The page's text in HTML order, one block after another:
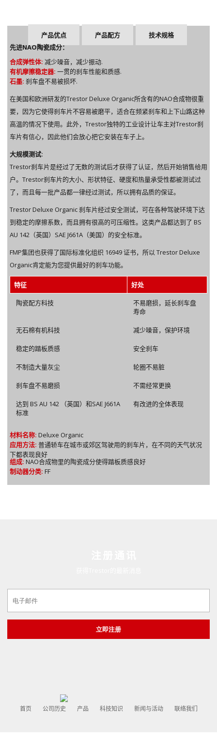
产品优点 产品配方
技术规格
先进NAO陶瓷成分：
合成弹性体: 减少噪音，减少振动.
有机摩擦稳定器: 一贯的刹车性能和质感.
石墨: 刹车盘不易被损坏.
在美国和欧洲研发的Trestor Deluxe Organic所含有的NAO合成物很重
要，因为它使得刹车片不容易被磨平，适合在频紧刹车和上下山路这种
高温的情况下使用。此外，Trestor独特的工业设计让车主对Trestor刹
车片有信心，因此他们会放心把它安装在车子上。
大规模测试:
Trestor刹车片是经过了无数的测试后才获得了认证，然后开始销售给用
户。Trestor刹车片的大小、形状特征、硬度和热量承受性都被测试过
了，而且每一批产品都一律经过测试，所以拥有品质的保证。
Trestor Deluxe Organic 刹车片经过安全测试，可在各种驾驶环境下达
到稳定的摩擦系数，而且拥有很高的可压缩性。这类产品都达到了 BS
AU 142（英国）SAE J661A（美国）的安全标准。
FMP集团也获得了国际标准化组织 16949 证书，所以 Trestor Deluxe
Organic肯定能为您提供最好的刹车功能。
特征 好处
陶瓷配方科技
不易磨损，延长刹车盘
寿命
无石棉有机科技 减少噪音，保护环境
稳定的踏板质感 安全刹车
不制造大量灰尘 轮圈不易脏
刹车盘不易磨损 不需经常更换
达到 BS AU 142 （英国）和SAE J661A
标准
有改进的全体表现
材料名称: Deluxe Organic
应用方法: 普通轿车在城市或郊区驾驶用的刹车片，在不同的天气状况
下都表现良好
组成: NAO合成物里的陶瓷成分使得踏板质感良好
制动器分类: FF
首页 公司历史 产品 科技知识 新闻与活动 联络我们